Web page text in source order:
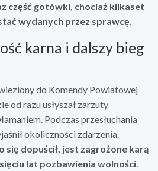
część gotówki, chociaż kilkaset
wydanych przez sprawcę
karna i dalszy bieg
do Komendy Powiatowej
od razu usłyszał zarzuty
Podczas przesłuchania
okoliczności zdarzenia.
dopuścił, jest zagrożone karą
lat pozbawienia wolności